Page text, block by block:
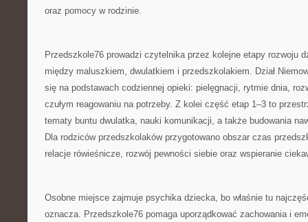
oraz pomocy w rodzinie.
Przedszkole76 prowadzi czytelnika przez kolejne etapy rozwoju
między maluszkiem, dwulatkiem i przedszkolakiem. Dział
się na podstawach codziennej opieki: pielęgnacji, rytmie dnia,
czułym reagowaniu na potrzeby. Z kolei część etap 1–3 to
tematy buntu dwulatka, nauki komunikacji, a także budowania
Dla rodziców przedszkolaków przygotowano obszar czas
relacje rówieśnicze, rozwój pewności siebie oraz wspieranie
Osobne miejsce zajmuje psychika dziecka, bo właśnie tu
oznacza. Przedszkole76 pomaga uporządkować zachowania i